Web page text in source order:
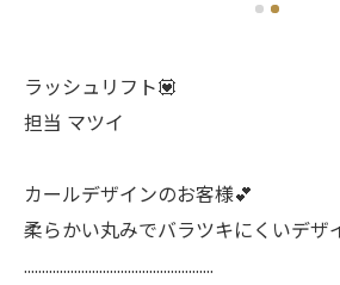
ラッシュリフト💟
担当 マツイ
カールデザインのお客様💕
柔らかい丸みでバラツキにくいデザ
.....................................................